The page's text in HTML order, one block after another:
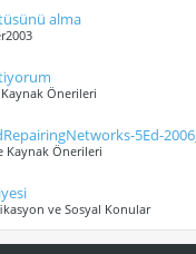
alma
Önerileri
5Ed-
Kaynak Önerileri
ve Sosyal Konular